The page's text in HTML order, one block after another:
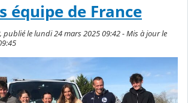
équipe de France
publié le lundi 24 mars 2025 09:42 - Mis à jour le